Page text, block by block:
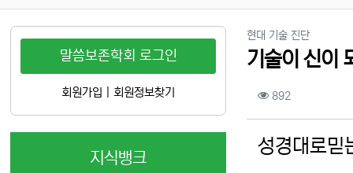
현대 기술 진단분류
기술이 신이
컨텐츠 정보
892
성경대로믿
말씀보존학회 로그인
회원가입 회원정보찾기
지식뱅크